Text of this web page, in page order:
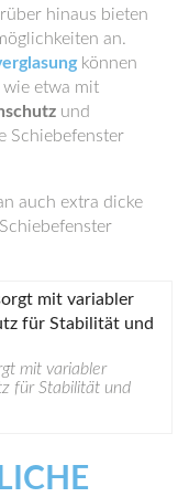
hinaus bieten
an.
können
etwa mit
und
Schiebefenster
auch extra dicke
mit variabler
für Stabilität und